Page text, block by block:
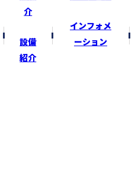
設備
紹介
インフォメ
ーション